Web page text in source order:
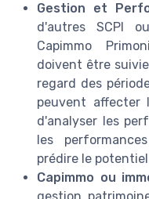
Gestion et
d'autres SCPI
Capimmo
doivent être
regard des
peuvent affecter
d'analyser les
les
prédire le
Capimmo ou